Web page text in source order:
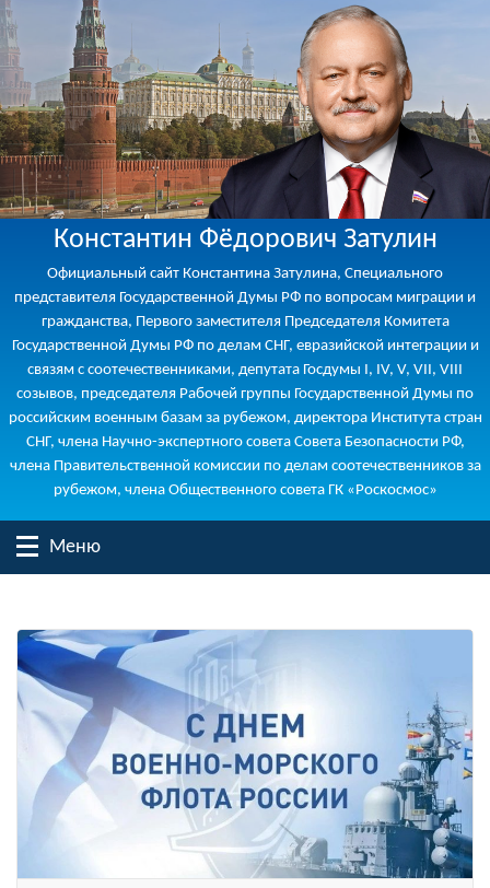
Константин Фёдорович Затулин
Официальный сайт Константина Затулина, Специального
представителя Государственной Думы РФ по вопросам миграции и
гражданства, Первого заместителя Председателя Комитета
Государственной Думы РФ по делам СНГ, евразийской интеграции и
связям с соотечественниками, депутата Госдумы I, IV, V, VII, VIII
созывов, председателя Рабочей группы Государственной Думы по
российским военным базам за рубежом, директора Института стран
СНГ, члена Научно-экспертного совета Совета Безопасности РФ,
члена Правительственной комиссии по делам соотечественников за
рубежом, члена Общественного совета ГК «Роскосмос»
Меню